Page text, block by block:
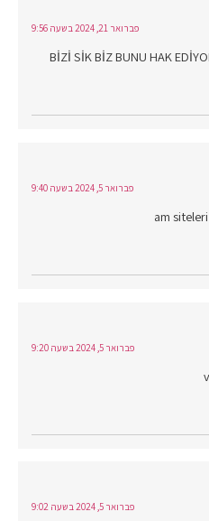
פברואר 21, 2024 בשעה 9:56
BİZİ SİK BİZ BUNU HAK
פברואר 5, 2024 בשעה 9:40
am
פברואר 5, 2024 בשעה 9:20
פברואר 5, 2024 בשעה 9:02